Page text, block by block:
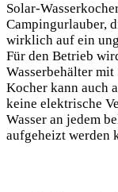
Solar-
Campingurlauber,
wirklich auf ein
Für den Betrieb
Wasserbehälter
Kocher kann auch
keine elektrische
Wasser an jedem
aufgeheizt werden